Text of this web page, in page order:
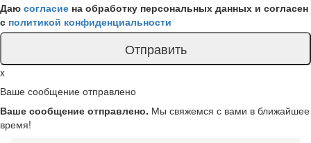
Даю согласие на обработку персональных данных и согласен
с политикой конфиденциальности
Отправить
x
Ваше сообщение отправлено
Ваше сообщение отправлено. Мы свяжемся с вами в ближайшее
время!